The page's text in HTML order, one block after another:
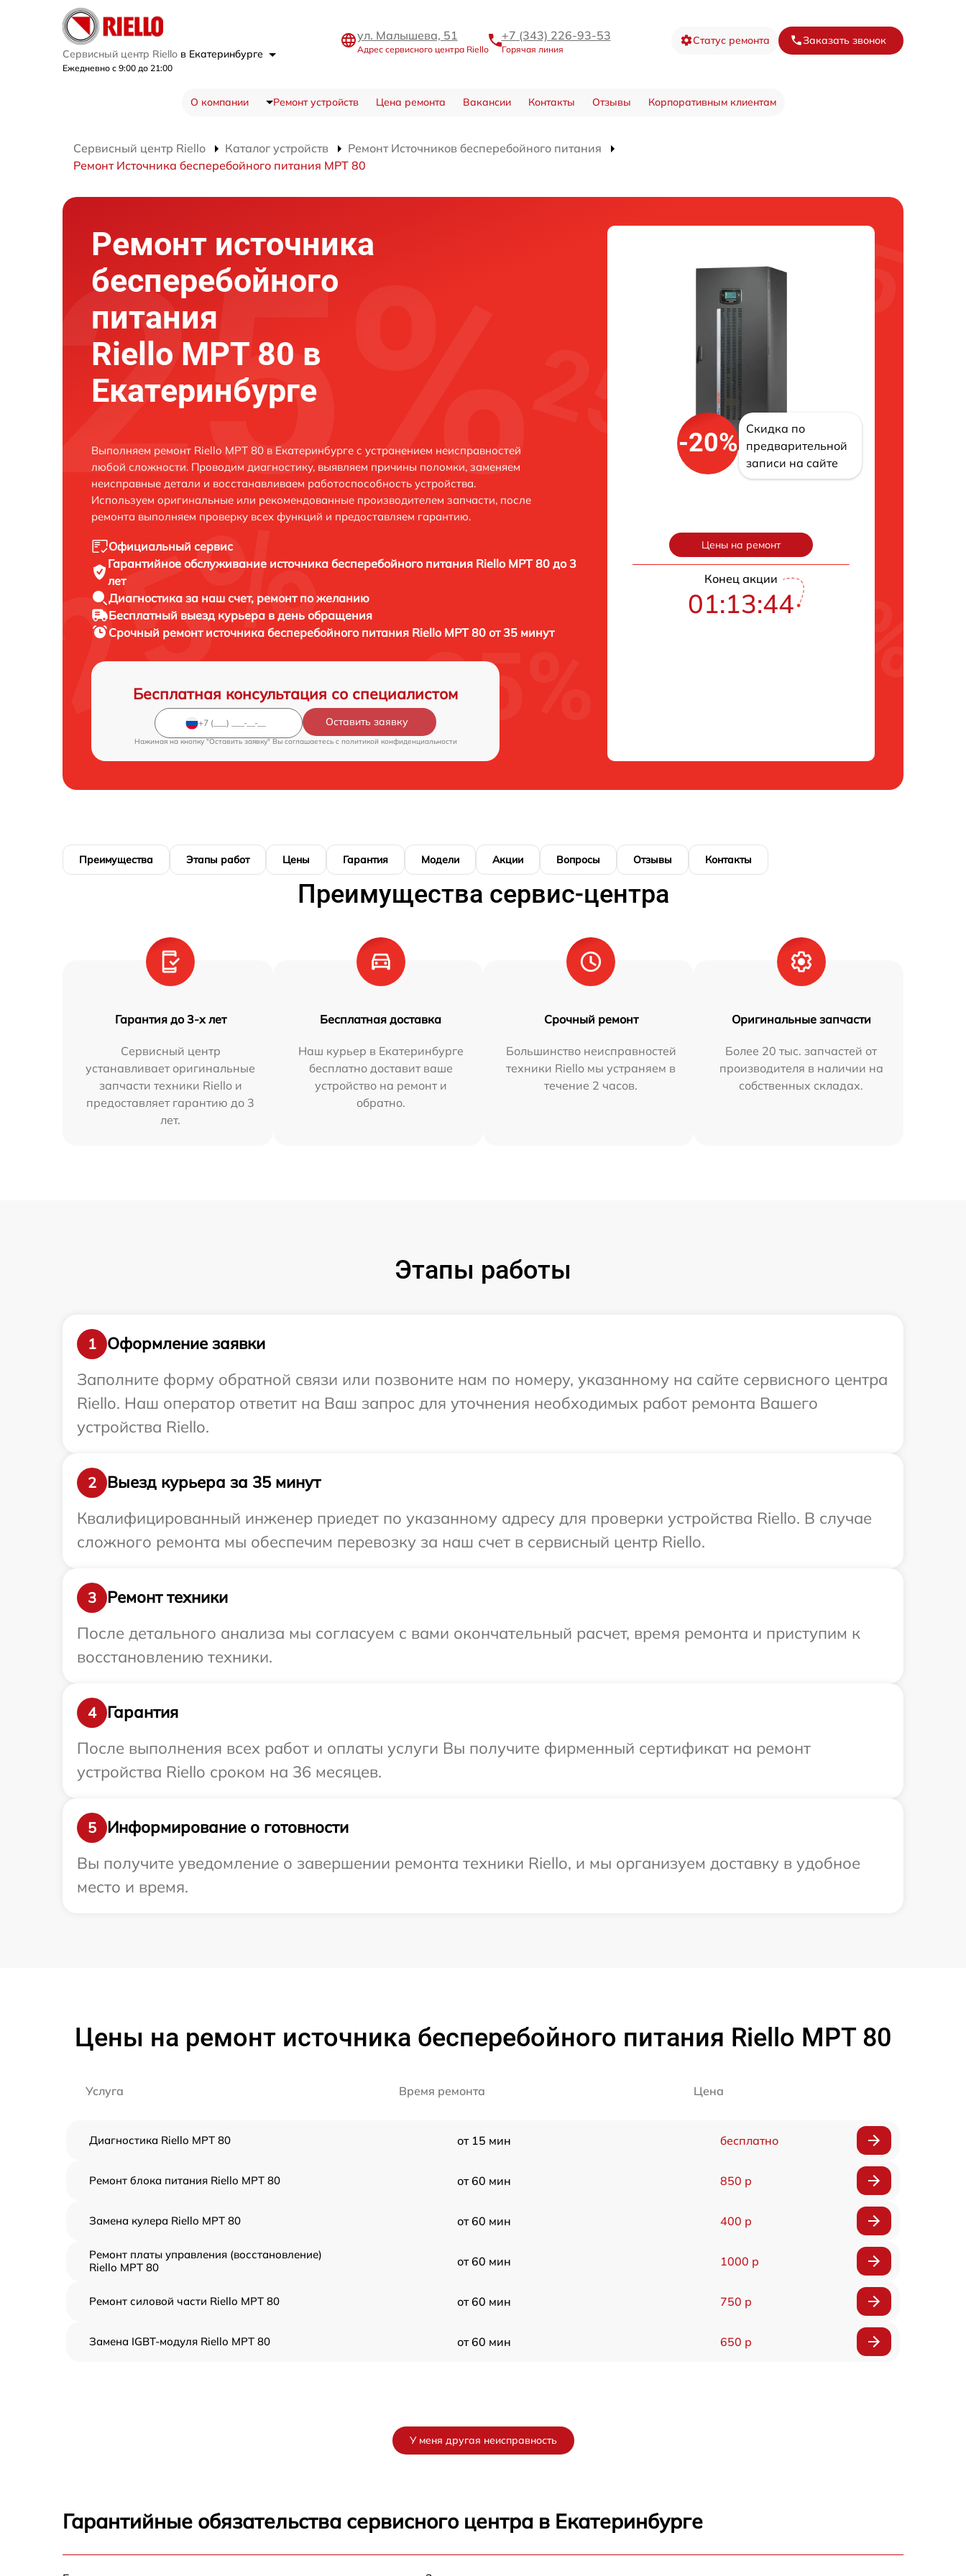
Сервисный центр Riello в Екатеринбурге
Ежедневно с 9:00 до 21:00
ул. Малышева, 51
Адрес сервисного центра Riello
+7 (343) 226-93-53
Горячая линия
Статус ремонта Заказать звонок
О компании Ремонт устройств Цена ремонта Вакансии Контакты Отзывы Корпоративным клиентам
Сервисный центр Riello Каталог устройств
Ремонт Источников бесперебойного питания
Ремонт Источника бесперебойного питания MPT 80
Ремонт источника
бесперебойного
питания
Riello MPT 80 в
Екатеринбурге
Выполняем ремонт Riello MPT 80 в Екатеринбурге с устранением неисправностей
любой сложности. Проводим диагностику, выявляем причины поломки, заменяем
неисправные детали и восстанавливаем работоспособность устройства.
Используем оригинальные или рекомендованные производителем запчасти, после
ремонта выполняем проверку всех функций и предоставляем гарантию.
Официальный сервис
Гарантийное обслуживание источника бесперебойного питания Riello MPT 80 до 3
лет
Диагностика за наш счет, ремонт по желанию
Бесплатный выезд курьера в день обращения
Срочный ремонт источника бесперебойного питания Riello MPT 80 от 35 минут
Бесплатная консультация со специалистом
Оставить заявку
Нажимая на кнопку "Оставить заявку" Вы соглашаетесь c политикой конфиденциальности
-20%
Скидка по
предварительной
записи на сайте
Цены на ремонт
Конец акции
01:13:43
Преимущества Этапы работ Цены Гарантия Модели Акции Вопросы Отзывы Контакты
Преимущества сервис-центра
Гарантия до 3-х лет
Сервисный центр
устанавливает оригинальные
запчасти техники Riello и
предоставляет гарантию до 3
лет.
Бесплатная доставка
Наш курьер в Екатеринбурге
бесплатно доставит ваше
устройство на ремонт и
обратно.
Срочный ремонт
Большинство неисправностей
техники Riello мы устраняем в
течение 2 часов.
Оригинальные запчасти
Более 20 тыс. запчастей от
производителя в наличии на
собственных складах.
Этапы работы
1
Оформление заявки
Заполните форму обратной связи или позвоните нам по номеру, указанному на сайте сервисного центра
Riello. Наш оператор ответит на Ваш запрос для уточнения необходимых работ ремонта Вашего
устройства Riello.
2
Выезд курьера за 35 минут
Квалифицированный инженер приедет по указанному адресу для проверки устройства Riello. В случае
сложного ремонта мы обеспечим перевозку за наш счет в сервисный центр Riello.
3
Ремонт техники
После детального анализа мы согласуем с вами окончательный расчет, время ремонта и приступим к
восстановлению техники.
4
Гарантия
После выполнения всех работ и оплаты услуги Вы получите фирменный сертификат на ремонт
устройства Riello сроком на 36 месяцев.
5
Информирование о готовности
Вы получите уведомление о завершении ремонта техники Riello, и мы организуем доставку в удобное
место и время.
Цены на ремонт источника бесперебойного питания Riello MPT 80
Услуга Время ремонта Цена
Диагностика Riello MPT 80 от 15 мин бесплатно
Ремонт блока питания Riello MPT 80 от 60 мин 850 р
Замена кулера Riello MPT 80 от 60 мин 400 р
Ремонт платы управления (восстановление)
Riello MPT 80
от 60 мин 1000 р
Ремонт силовой части Riello MPT 80 от 60 мин 750 р
Замена IGBT-модуля Riello MPT 80 от 60 мин 650 р
У меня другая неисправность
Гарантийные обязательства сервисного центра в Екатеринбурге